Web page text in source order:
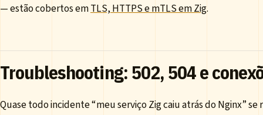
— estão cobertos emTLS, HTTPS e mTLS em Zig.
Troubleshooting: 502, 504 e
Quase todo incidente “meu serviço Zig caiu atrás do Nginx”